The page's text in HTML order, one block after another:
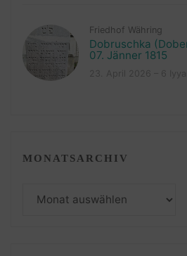
Friedhof Währing
Dobruschka
07. Jänner 1815
MONATSARCHIV
Monatsarchiv